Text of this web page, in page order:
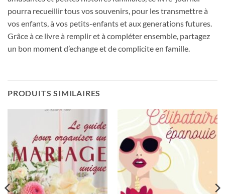
pourra recueillir tous vos souvenirs, pour les transmettre à
vos enfants, à vos petits-enfants et aux generations futures.
Grâce à ce livre à remplir et à compléter ensemble, partagez
un bon moment d’echange et de complicite en famille.
PRODUITS SIMILAIRES